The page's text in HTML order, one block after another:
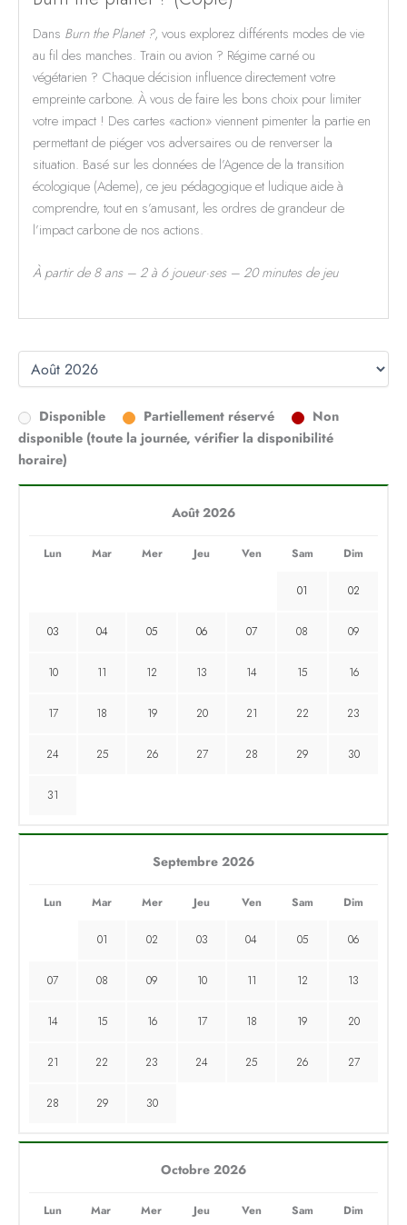
Dans Burn the Planet ?, vous explorez différents modes de vie
au fil des manches. Train ou avion ? Régime carné ou
végétarien ? Chaque décision influence directement votre
empreinte carbone. À vous de faire les bons choix pour limiter
votre impact ! Des cartes «action» viennent pimenter la partie en
permettant de piéger vos adversaires ou de renverser la
situation. Basé sur les données de l’Agence de la transition
écologique (Ademe), ce jeu pédagogique et ludique aide à
comprendre, tout en s’amusant, les ordres de grandeur de
l’impact carbone de nos actions.
À partir de 8 ans – 2 à 6 joueur·ses – 20 minutes de jeu
Disponible Partiellement réservé
Non
disponible (toute la journée, vérifier la disponibilité
horaire)
Août 2026
Lun Mar Mer Jeu Ven Sam Dim
01 02
03 04 05 06 07 08 09
10 11 12 13 14 15 16
17 18 19 20 21 22 23
24 25 26 27 28 29 30
31
Septembre 2026
Lun Mar Mer Jeu Ven Sam Dim
01 02 03 04 05 06
07 08 09 10 11 12 13
14 15 16 17 18 19 20
21 22 23 24 25 26 27
28 29 30
Octobre 2026
Lun Mar Mer Jeu Ven Sam Dim